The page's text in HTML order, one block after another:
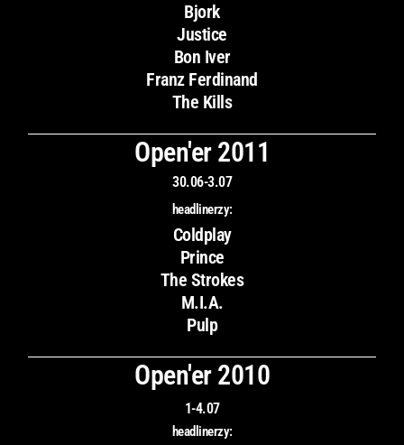
Bjork
Justice
Bon Iver
Franz Ferdinand
The Kills
Open'er 2011
30.06-3.07
headlinerzy:
Coldplay
Prince
The Strokes
M.I.A.
Pulp
Open'er 2010
1-4.07
headlinerzy: